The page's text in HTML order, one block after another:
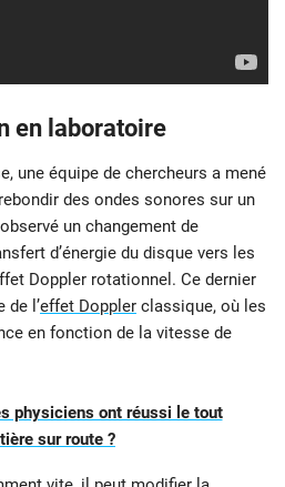
en laboratoire
une équipe de chercheurs a mené
des ondes sonores sur un
un changement de
d’énergie du disque vers les
Doppler rotationnel. Ce dernier
de l’effet Doppler classique, où les
en fonction de la vitesse de
physiciens ont réussi le tout
sur route ?